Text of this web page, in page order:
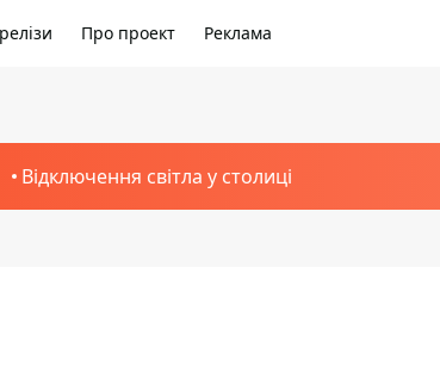
Про проект Реклама
Відключення світла у столиці